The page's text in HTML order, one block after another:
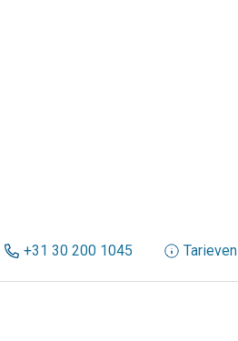
+31 30 200 1045 Tarieven